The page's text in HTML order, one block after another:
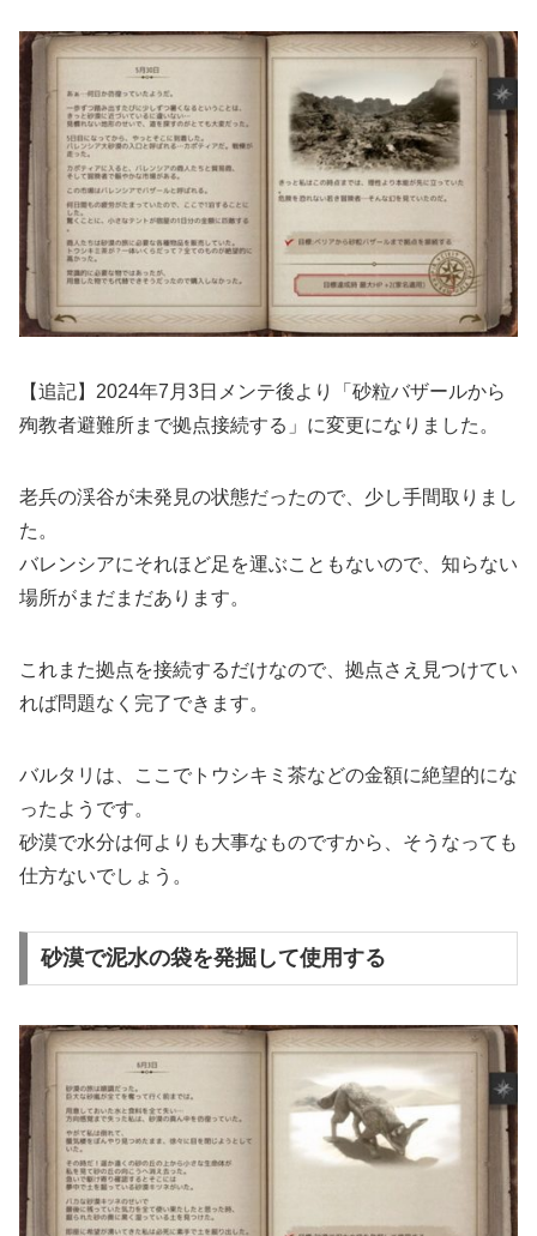
【追記】2024年7月3日メンテ後より「砂粒バザールから
殉教者避難所まで拠点接続する」に変更になりました。
老兵の渓谷が未発見の状態だったので、少し手間取りまし
た。
バレンシアにそれほど足を運ぶこともないので、知らない
場所がまだまだあります。
これまた拠点を接続するだけなので、拠点さえ見つけてい
れば問題なく完了できます。
バルタリは、ここでトウシキミ茶などの金額に絶望的にな
ったようです。
砂漠で水分は何よりも大事なものですから、そうなっても
仕方ないでしょう。
砂漠で泥水の袋を発掘して使用する